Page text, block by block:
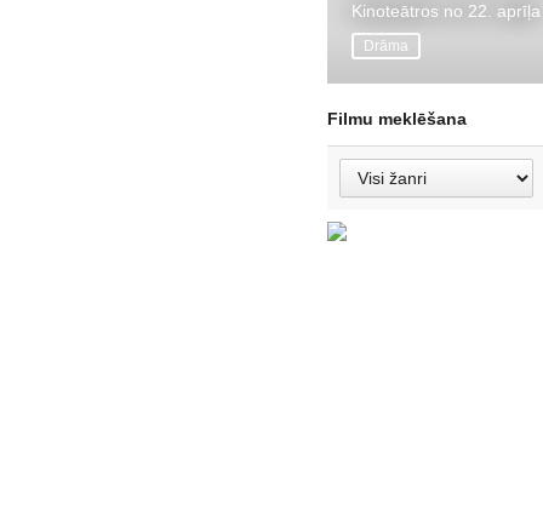
Kinoteātros no 22. aprīļa
Drāma
Filmu meklēšana